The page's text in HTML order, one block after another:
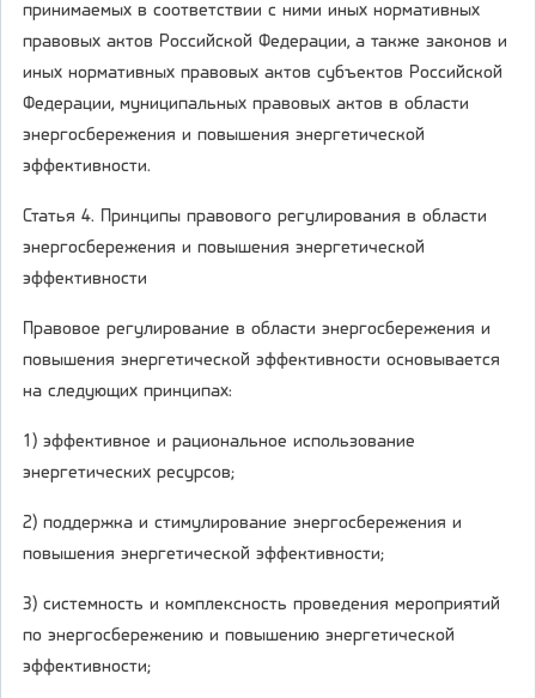
принимаемых в соответствии с ними иных нормативных
правовых актов Российской Федерации, а также законов и
иных нормативных правовых актов субъектов Российской
Федерации, муниципальных правовых актов в области
энергосбережения и повышения энергетической
эффективности.
Статья 4. Принципы правового регулирования в области
энергосбережения и повышения энергетической
эффективности
Правовое регулирование в области энергосбережения и
повышения энергетической эффективности основывается
на следующих принципах:
1) эффективное и рациональное использование
энергетических ресурсов;
2) поддержка и стимулирование энергосбережения и
повышения энергетической эффективности;
3) системность и комплексность проведения мероприятий
по энергосбережению и повышению энергетической
эффективности;